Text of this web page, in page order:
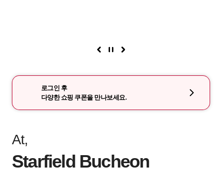
로그인 후
다양한 쇼핑 쿠폰을 만나보세요.
At,
Starfield Bucheon